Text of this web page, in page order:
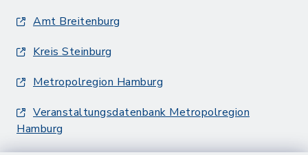
Amt Breitenburg
Kreis Steinburg
Metropolregion Hamburg
Veranstaltungsdatenbank Metropolregion
Hamburg